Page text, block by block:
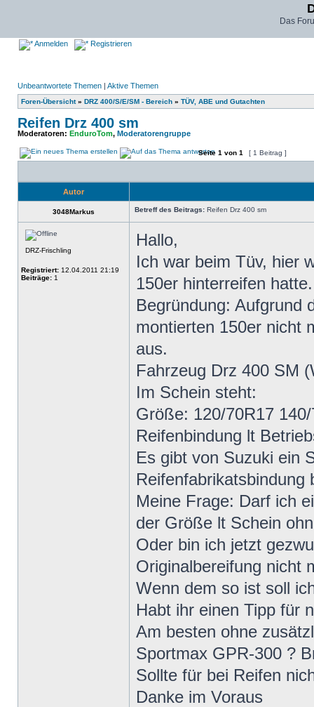
Das
Anmelden Registrieren
Unbeantwortete Themen | Aktive Themen
Foren-Übersicht» DRZ 400/S/E/SM - Bereich » TÜV, ABE und Gutachten
Reifen Drz 400 sm
Moderatoren: EnduroTom, Moderatorengruppe
Seite 1 von 1 [ 1 Beitrag ]
Autor
3048Markus Betreff des Beitrags: Reifen Drz 400 sm
DRZ-Frischling
Registriert: 12.04.2011 21:19
Beiträge: 1
Hallo,
Ich war beim Tüv, hier
150er hinterreifen hatte.
Begründung: Aufgrund
montierten 150er nicht
aus.
Fahrzeug Drz 400 SM
Im Schein steht:
Größe: 120/70R17
Reifenbindung lt
Es gibt von Suzuki ein
Meine Frage: Darf ich
der Größe lt Schein
Oder bin ich jetzt
Originalbereifung nicht
Wenn dem so ist soll
Habt ihr einen Tipp für
Am besten ohne
Sportmax GPR-300 ?
Sollte für bei Reifen
Danke im Voraus